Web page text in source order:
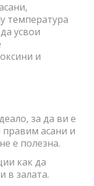
температура
усвои
и
за да ви е
правим асани и
е полезна.
как да
в залата.